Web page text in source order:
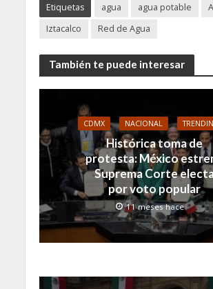
Etiquetas agua agua potable
Iztacalco
Red de Agua
También te puede interesar
CDMX NACIONAL
Histórica toma de
protesta: México
Suprema Corte
por voto popular
11 meses hace